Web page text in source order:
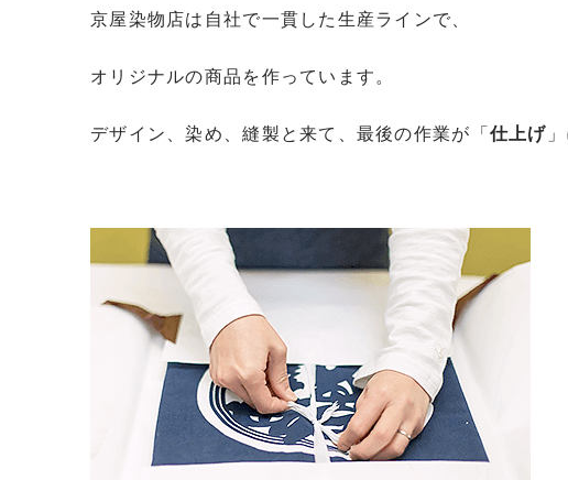
京屋染物店は自社で一貫した生産ラインで、
オリジナルの商品を作っています。
デザイン、染め、縫製と来て、最後の作業が「仕上げ